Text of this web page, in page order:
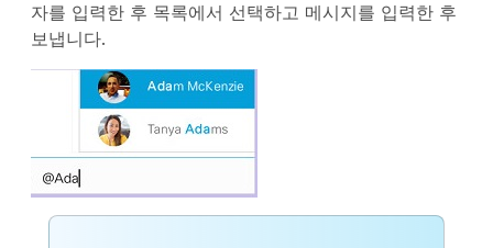
자를 입력한 후 목록에서 선택하고 메시지를 입력한 후
보냅니다.